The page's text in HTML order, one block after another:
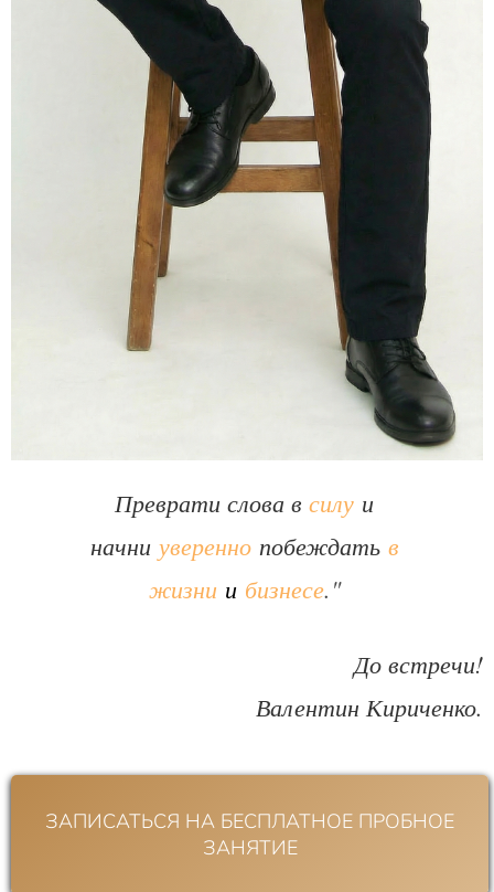
Преврати слова в силу и
начни уверенно побеждать в
жизни и бизнесе."
До встречи!
Валентин Кириченко.
ЗАПИСАТЬСЯ НА БЕСПЛАТНОЕ ПРОБНОЕ
ЗАНЯТИЕ